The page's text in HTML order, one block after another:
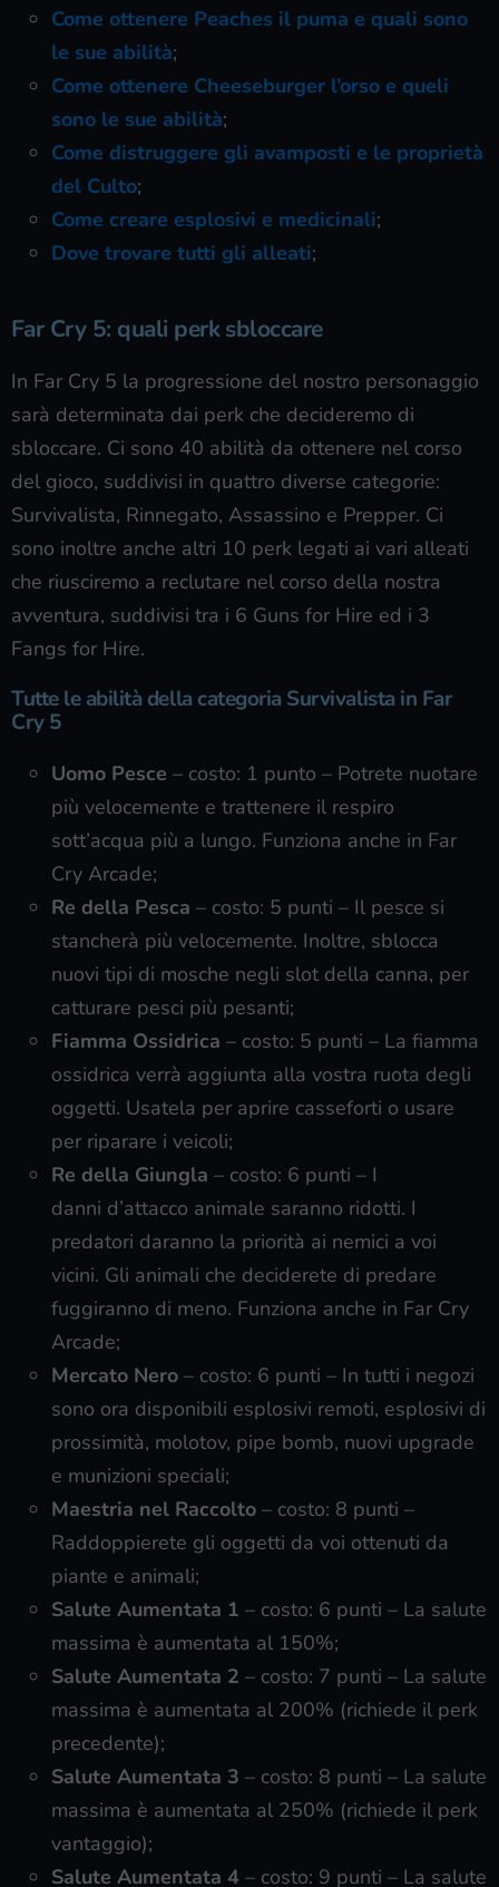
Come ottenere Peaches il puma e quali sono
le sue abilità;
Come ottenere Cheeseburger l’orso e queli
sono le sue abilità;
Come distruggere gli avamposti e le proprietà
del Culto;
Come creare esplosivi e medicinali;
Dove trovare tutti gli alleati;
Far Cry 5: quali perk sbloccare
In Far Cry 5 la progressione del nostro personaggio
sarà determinata dai perk che decideremo di
sbloccare. Ci sono 40 abilità da ottenere nel corso
del gioco, suddivisi in quattro diverse categorie:
Survivalista, Rinnegato, Assassino e Prepper. Ci
sono inoltre anche altri 10 perk legati ai vari alleati
che riusciremo a reclutare nel corso della nostra
avventura, suddivisi tra i 6 Guns for Hire ed i 3
Fangs for Hire.
Tutte le abilità della categoria Survivalista in Far
Cry 5
Uomo Pesce – costo: 1 punto – Potrete nuotare
più velocemente e trattenere il respiro
sott’acqua più a lungo. Funziona anche in Far
Cry Arcade;
Re della Pesca – costo: 5 punti – Il pesce si
stancherà più velocemente. Inoltre, sblocca
nuovi tipi di mosche negli slot della canna, per
catturare pesci più pesanti;
Fiamma Ossidrica – costo: 5 punti – La fiamma
ossidrica verrà aggiunta alla vostra ruota degli
oggetti. Usatela per aprire casseforti o usare
per riparare i veicoli;
Re della Giungla – costo: 6 punti – I
danni d’attacco animale saranno ridotti. I
predatori daranno la priorità ai nemici a voi
vicini. Gli animali che deciderete di predare
fuggiranno di meno. Funziona anche in Far Cry
Arcade;
Mercato Nero – costo: 6 punti – In tutti i negozi
sono ora disponibili esplosivi remoti, esplosivi di
prossimità, molotov, pipe bomb, nuovi upgrade
e munizioni speciali;
Maestria nel Raccolto – costo: 8 punti –
Raddoppierete gli oggetti da voi ottenuti da
piante e animali;
Salute Aumentata 1 – costo: 6 punti – La salute
massima è aumentata al 150%;
Salute Aumentata 2 – costo: 7 punti – La salute
massima è aumentata al 200% (richiede il perk
precedente);
Salute Aumentata 3 – costo: 8 punti – La salute
massima è aumentata al 250% (richiede il perk
vantaggio);
Salute Aumentata 4 – costo: 9 punti – La salute